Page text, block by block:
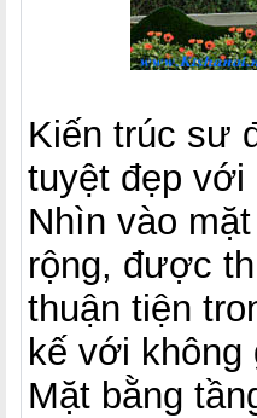
Kiến trúc sư
tuyệt đẹp với
Nhìn vào
rộng, được
thuận tiện
kế với
Mặt bằng